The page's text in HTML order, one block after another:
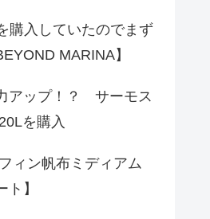
購入していたのでまず
MARINA】
アップ！？ サーモス
を購入
ィン帆布ミディアム
ト】